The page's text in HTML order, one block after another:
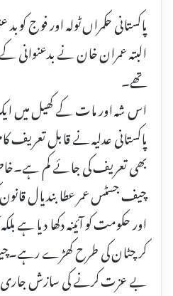
پاکستانی حکمراں ٹولہ اور فوج
البتہ عمران خان نے
تھے۔
اس شہ اور مات کے کھیل میں
پاکستانی عدلیہ نے قابل تعریف
بھی تعریف کی جائے کم
چیف جسٹس عمر عطا بندیال
اور حکومت کو آئینہ دکھا دیا ہے
کر چٹان کی طرح کھڑے
بے عزت کرنے کی سازش